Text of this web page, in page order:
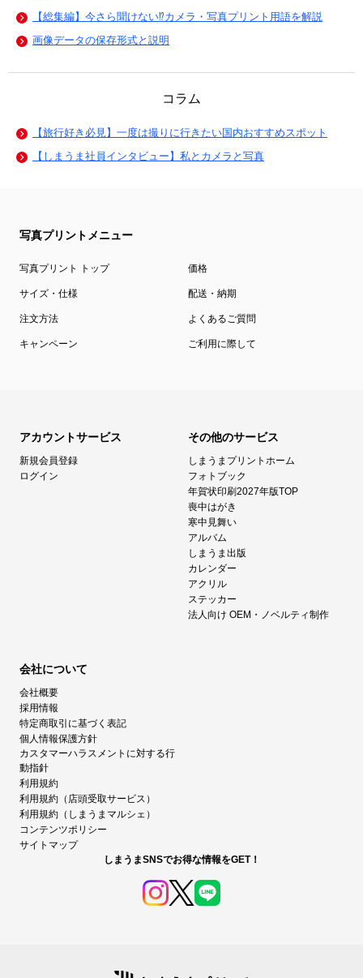
【総集編】今さら聞けない⁉カメラ・写真プリント用語を解説
画像データの保存形式と説明
コラム
【旅行好き必見】一度は撮りに行きたい国内おすすめスポット
【しまうま社員インタビュー】私とカメラと写真
写真プリントメニュー
写真プリント トップ 価格
サイズ・仕様 配送・納期
注文方法 よくあるご質問
キャンペーン ご利用に際して
アカウントサービス
新規会員登録
ログイン
その他のサービス
しまうまプリントホーム
フォトブック
年賀状印刷2027年版TOP
喪中はがき
寒中見舞い
アルバム
しまうま出版
カレンダー
アクリル
ステッカー
法人向け OEM・ノベルティ制作
会社について
会社概要
採用情報
特定商取引に基づく表記
個人情報保護方針
カスタマーハラスメントに対する行
動指針
利用規約
利用規約（店頭受取サービス）
利用規約（しまうまマルシェ）
コンテンツポリシー
サイトマップ
しまうまSNSでお得な情報をGET！